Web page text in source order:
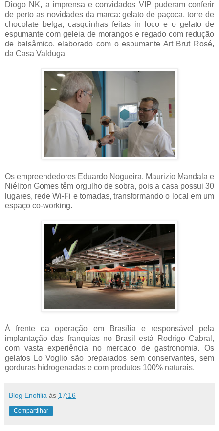
Diogo NK, a imprensa e convidados VIP puderam conferir
de perto as novidades da marca: gelato de paçoca, torre de
chocolate belga, casquinhas feitas in loco e o gelato de
espumante com geleia de morangos e regado com redução
de balsâmico, elaborado com o espumante Art Brut Rosé,
da Casa Valduga.
Os empreendedores Eduardo Nogueira, Maurizio Mandala e
Niéliton Gomes têm orgulho de sobra, pois a casa possui 30
lugares, rede Wi-Fi e tomadas, transformando o local em um
espaço co-working.
À frente da operação em Brasília e responsável pela
implantação das franquias no Brasil está Rodrigo Cabral,
com vasta experiência no mercado de gastronomia. Os
gelatos Lo Voglio são preparados sem conservantes, sem
gorduras hidrogenadas e com produtos 100% naturais.
Blog Enofilia às 17:16
Compartilhar